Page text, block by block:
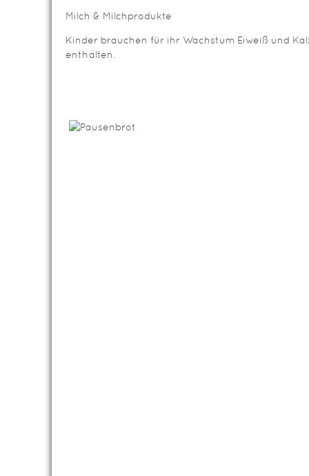
Milch & Milchprodukte
Kinder brauchen für ihr Wachstum Eiweiß und
enthalten.